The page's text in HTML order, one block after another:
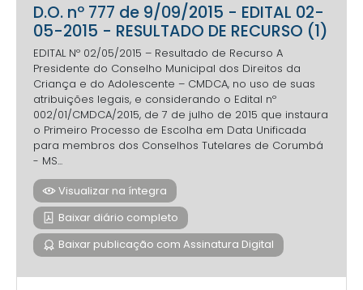
D.O. nº 777 de 9/09/2015 - EDITAL 02-
05-2015 - RESULTADO DE RECURSO (1)
EDITAL Nº 02/05/2015 – Resultado de Recurso A
Presidente do Conselho Municipal dos Direitos da
Criança e do Adolescente – CMDCA, no uso de suas
atribuições legais, e considerando o Edital nº
002/01/CMDCA/2015, de 7 de julho de 2015 que instaura
o Primeiro Processo de Escolha em Data Unificada
para membros dos Conselhos Tutelares de Corumbá
- MS...
Visualizar na íntegra
Baixar diário completo
Baixar publicação com Assinatura Digital